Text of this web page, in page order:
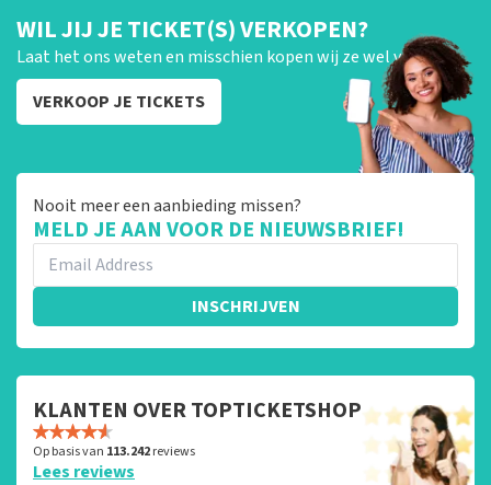
WIL JIJ JE TICKET(S) VERKOPEN?
Laat het ons weten en misschien kopen wij ze wel van je!
VERKOOP JE TICKETS
Nooit meer een aanbieding missen?
MELD JE AAN VOOR DE NIEUWSBRIEF!
INSCHRIJVEN
KLANTEN OVER TOPTICKETSHOP
Op basis van 113.242reviews
Lees reviews